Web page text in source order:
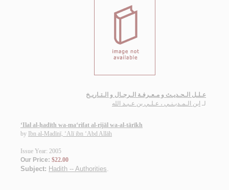
عـلـل الـحـديـث و مـعـرفـة الـرجـال و الـتـاريـخ
لـ ابن الـمـديـنـي ، عـلـي بن عـبـد الله
‘Ilal al-ḥadīth wa-ma‘rifat al-rijāl wa-al-tārīkh
by Ibn al-Madīnī, ‘Alī ibn ‘Abd Allāh
Issue Year: 2005
Our Price: $22.00
Subject: Hadith -- Authorities.